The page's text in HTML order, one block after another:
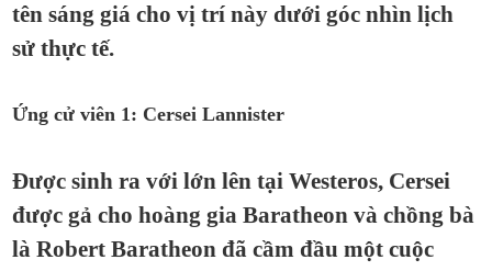
tên sáng giá cho vị trí này dưới góc nhìn lịch
sử thực tế.
Ứng cử viên 1: Cersei Lannister
Được sinh ra với lớn lên tại Westeros, Cersei
được gả cho hoàng gia Baratheon và chồng bà
là Robert Baratheon đã cầm đầu một cuộc